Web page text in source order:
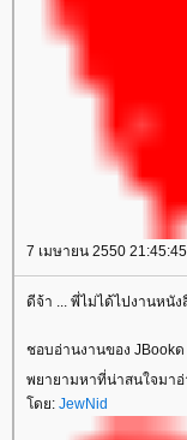
7 เมษายน 2550
ดีจ้า ... พี่ไม่ได้ไปงานหนั
ชอบอ่านงานของ JBook
พยายามหาที่น่าสนใจมาอ่
ดย: JewNid